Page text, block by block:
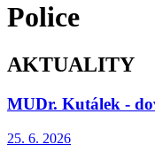
Police
AKTUALITY
MUDr. Kutálek -
25. 6. 2026